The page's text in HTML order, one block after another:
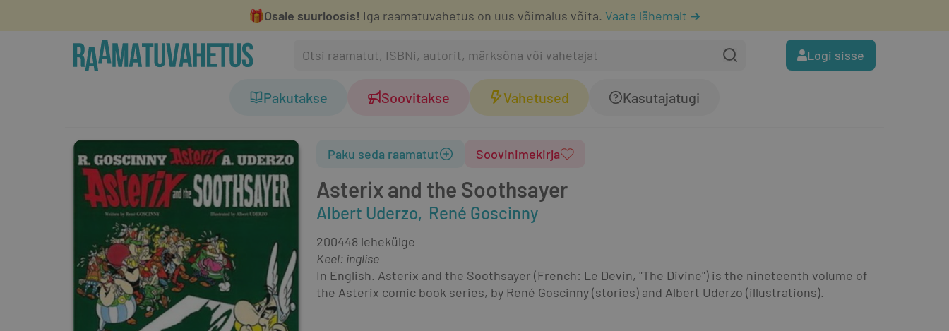
🎁Osale suurloosis! Iga raamatuvahetus on uus võimalus võita. Vaata lähemalt ➔
Logi sisse
Pakutakse Soovitakse Vahetused Kasutajatugi
Asterix and the Soothsayer
Albert Uderzo René Goscinny
Paku seda raamatut Soovinimekirja
200448 lehekülge
Keel: inglise
In English. Asterix and the Soothsayer (French: Le Devin, "The Divine") is the nineteenth volume of
the Asterix comic book series, by René Goscinny (stories) and Albert Uderzo (illustrations).